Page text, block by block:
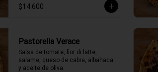
$14.600
Pastorella Verace
Salsa de tomate, fior di latte,
salame, queso de cabra, albahaca
y aceite de oliva.